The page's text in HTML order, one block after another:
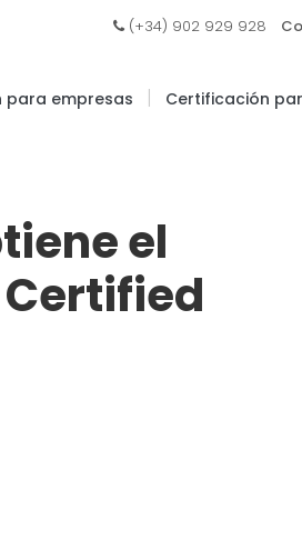
(+34) 902 929 928
para empresas | Certificación
el